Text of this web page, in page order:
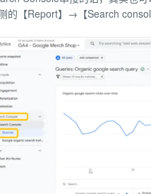
的【Report】→【Search